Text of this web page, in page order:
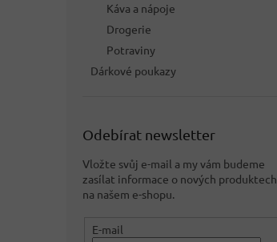
Káva a nápoje
Drogerie
Potraviny
Dárkové poukazy
Odebírat newsletter
Vložte svůj e-mail a my vám budeme
zasílat informace o nových produktech
na našem e-shopu.
E-mail